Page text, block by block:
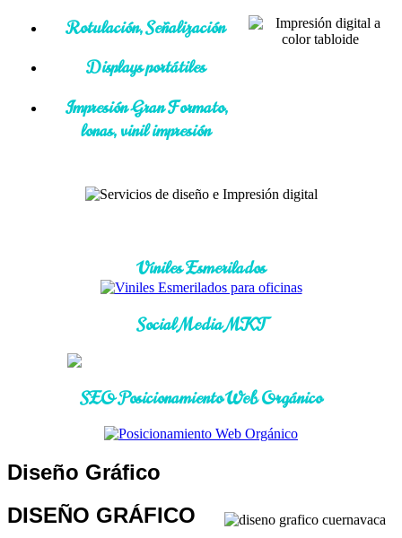
Rotulación, Señalización
Displays portátiles
Impresión Gran Formato,
lonas, vinil impresión
Viniles Esmerilados
Social Media MKT
SEO Posicionamiento Web Orgánico
Diseño Gráfico
DISEÑO GRÁFICO